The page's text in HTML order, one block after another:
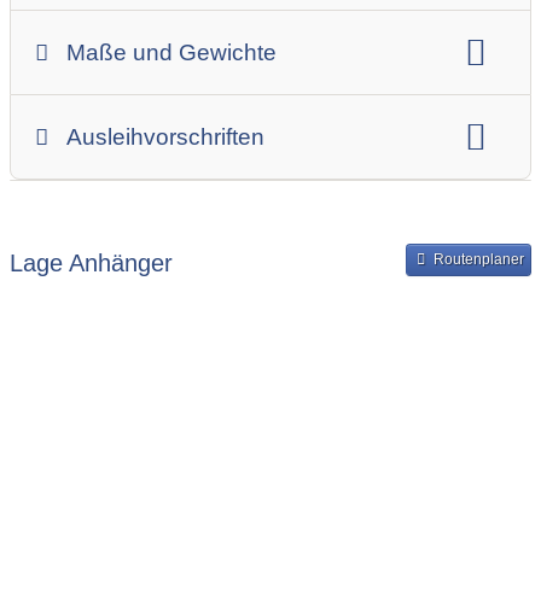
Maße und Gewichte
Ausleihvorschriften
Bereitstellung und Rückgabe des Anhängers
Lage Anhänger Routenplaner